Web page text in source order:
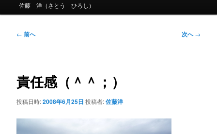
佐藤 洋（さとう ひろし）
投
ゲ
ー
ョ
← 前へ 次へ→
責任感（＾＾；）
投稿日時:2008年6月25日 投稿者:佐藤洋